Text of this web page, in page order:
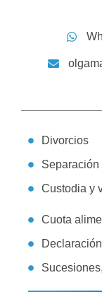
Divorcios
Custodia y
Cuota